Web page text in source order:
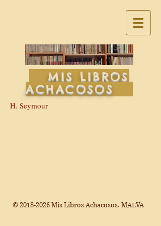
MIS LIBROS
ACHACOSOS
H. Seymour
© 2018-2026 Mis Libros Achacosos. MAEVA